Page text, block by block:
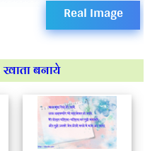
Real Image
खाता बनाये